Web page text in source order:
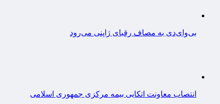
بی‌وای‌دی به مصاف رقبای ژاپنی می‌رود
انتصاب معاونت اتکایی بیمه مرکزی جمهوری اسلامی